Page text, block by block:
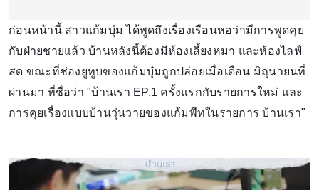
ก่อนหน้านี้ สาวแก้มบุ๋ม ได้พูดถึงเรื่องเรือนหอว่ามีการพูดคุย
กับฝ่ายชายแล้ว บ้านหลังนี้ต้องมีห้องเลี้ยงหมา และห้องไลฟ์
สด ขณะที่ช่องยูทูบของแก้มบุ๋มถูกปล่อยเมื่อเดือน มิถุนายนที่
ผ่านมา ที่ชื่อว่า "บ้านเรา EP.1 ครั้งแรกกับรายการใหม่ และ
การคุยเรื่องแบบบ้านวุ่นวายของแก้มพีทในรายการ บ้านเรา"